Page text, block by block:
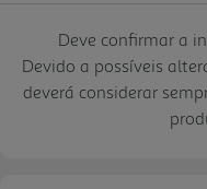
Deve confirmar a
Devido a possíveis
deverá considerar